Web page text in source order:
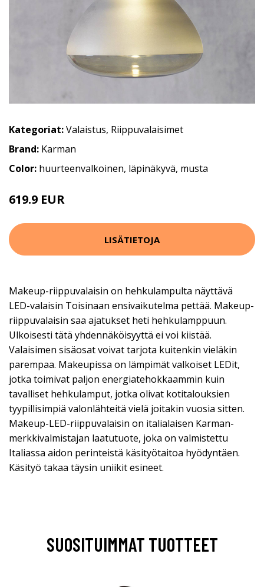
Kategoriat:Valaistus, Riippuvalaisimet
Brand: Karman
Color: huurteenvalkoinen, läpinäkyvä, musta
619.9 EUR
LISÄTIETOJA
Makeup-riippuvalaisin on hehkulampulta näyttävä
LED-valaisin Toisinaan ensivaikutelma pettää. Makeup-
riippuvalaisin saa ajatukset heti hehkulamppuun.
Ulkoisesti tätä yhdennäköisyyttä ei voi kiistää.
Valaisimen sisäosat voivat tarjota kuitenkin vieläkin
parempaa. Makeupissa on lämpimät valkoiset LEDit,
jotka toimivat paljon energiatehokkaammin kuin
tavalliset hehkulamput, jotka olivat kotitalouksien
tyypillisimpiä valonlähteitä vielä joitakin vuosia sitten.
Makeup-LED-riippuvalaisin on italialaisen Karman-
merkkivalmistajan laatutuote, joka on valmistettu
Italiassa aidon perinteistä käsityötaitoa hyödyntäen.
Käsityö takaa täysin uniikit esineet.
SUOSITUIMMAT TUOTTEET